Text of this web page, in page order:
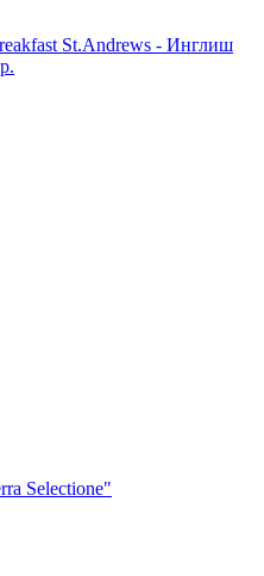
St.Andrews - Инглиш
Selectione"